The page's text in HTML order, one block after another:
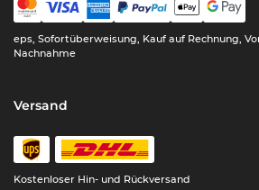
eps, Sofortüberweisung, Kauf auf Rechnung,
Nachnahme
Versand
Kostenloser Hin- und Rückversand